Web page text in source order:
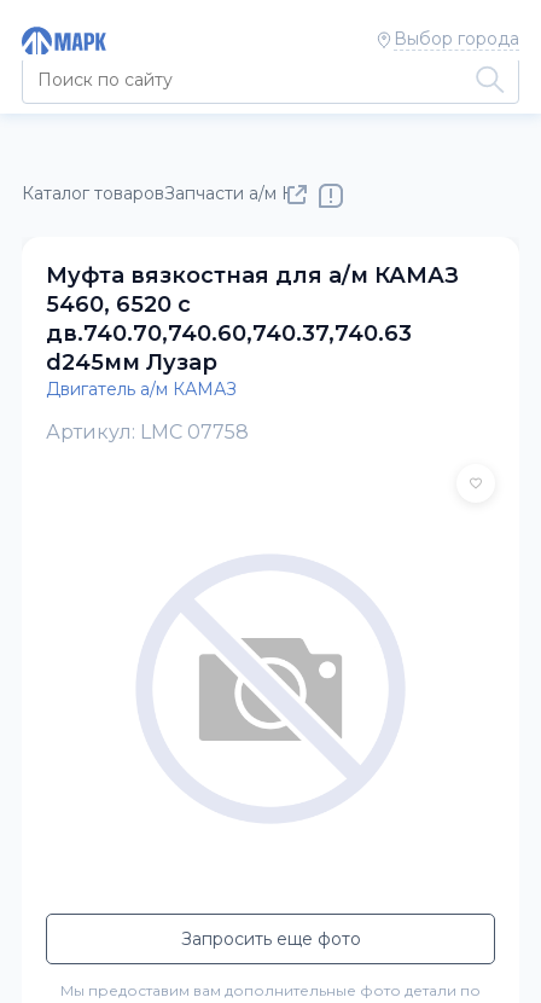
Выбор города
Каталог товаровЗапчасти а/м КАМАЗ
Муфта вязкостная для а/м КАМАЗ
5460, 6520 с
дв.740.70,740.60,740.37,740.63
d245мм Лузар
Двигатель а/м КАМАЗ
Артикул: LMC 07758
Запросить еще фото
Мы предоставим вам дополнительные фото детали по